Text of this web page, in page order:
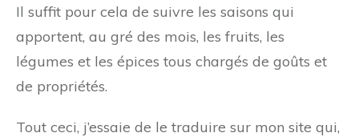
Il suffit pour cela de suivre les saisons qui
apportent, au gré des mois, les fruits, les
légumes et les épices tous chargés de goûts et
de propriétés.
Tout ceci, j’essaie de le traduire sur mon site qui,